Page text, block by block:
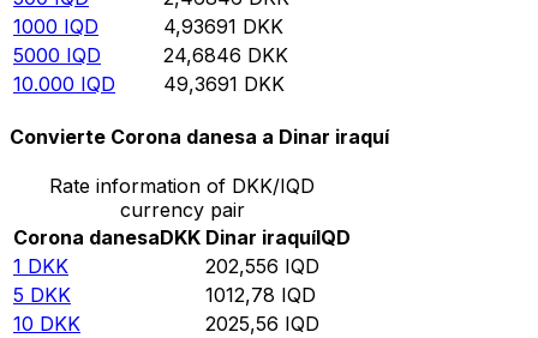
1000 IQD 4,93691 DKK
5000 IQD 24,6846 DKK
10.000 IQD 49,3691 DKK
Convierte Corona danesa a Dinar iraquí
Rate information of DKK/IQD
currency pair
Corona danesaDKK Dinar iraquíIQD
1 DKK 202,556 IQD
5 DKK 1012,78 IQD
10 DKK 2025,56 IQD